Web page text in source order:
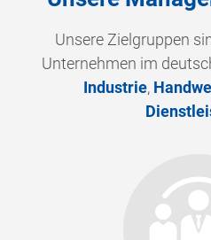
Unsere Zielgruppen
Unternehmen im
Industrie,